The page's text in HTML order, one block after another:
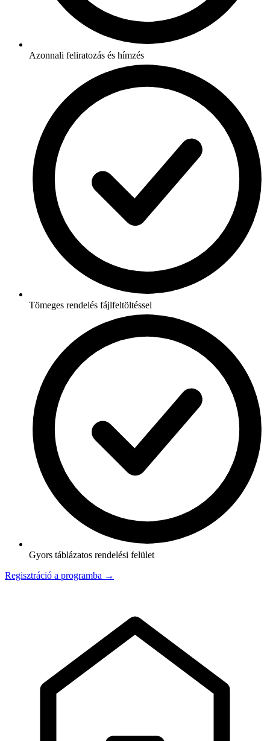
Azonnali feliratozás és hímzés
Tömeges rendelés fájlfeltöltéssel
Gyors táblázatos rendelési felület
Regisztráció a programba →